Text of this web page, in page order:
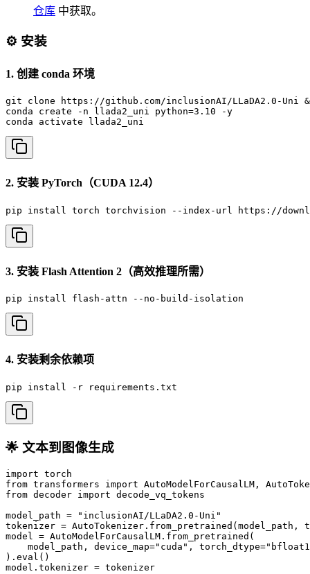
仓库 中获取。
⚙️ 安装
1. 创建 conda 环境
git clone https://github.com/inclusionAI/LLaDA2.0-Uni
conda create -n llada2_uni python=3.10 -y
conda activate llada2_uni
2. 安装 PyTorch（CUDA 12.4）
pip install torch torchvision --index-url https://
3. 安装 Flash Attention 2（高效推理所需）
pip install flash-attn --no-build-isolation
4. 安装剩余依赖项
pip install -r requirements.txt
🌟 文本到图像生成
import torch
from transformers import AutoModelForCausalLM,
from decoder import decode_vq_tokens
model_path = "inclusionAI/LLaDA2.0-Uni"
tokenizer = AutoTokenizer.from_pretrained(model_path,
model = AutoModelForCausalLM.from_pretrained(
model_path, device_map="cuda",
).eval()
model.tokenizer = tokenizer